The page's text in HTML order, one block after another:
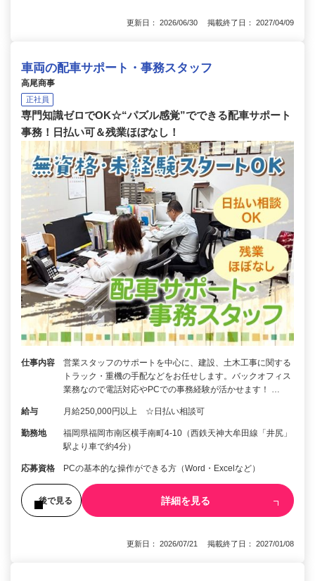
更新日： 2026/06/30 掲載終了日： 2027/04/09
車両の配車サポート・事務スタッフ
高尾商事
正社員
専門知識ゼロでOK☆“パズル感覚”でできる配車サポート
事務！日払い可＆残業ほぼなし！
仕事内容
営業スタッフのサポートを中心に、建設、土木工事に関する
トラック・重機の手配などをお任せします。バックオフィス
業務なので電話対応やPCでの事務経験が活かせます！ …
給与 月給250,000円以上 ☆日払い相談可
勤務地
福岡県福岡市南区横手南町4-10（西鉄天神大牟田線「井尻」
駅より車で約4分）
応募資格 PCの基本的な操作ができる方（Word・Excelなど）
後で見る 詳細を見る
更新日： 2026/07/21 掲載終了日： 2027/01/08